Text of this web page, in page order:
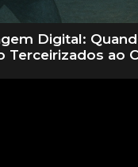
Digital:
Terceirizados ao